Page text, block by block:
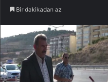
Bir dakikadan az